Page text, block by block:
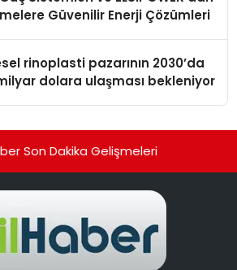
Güvenilir Enerji Çözümleri
rinoplasti pazarının 2030’da
dolara ulaşması bekleniyor
Son Dakika Gelişmeleri